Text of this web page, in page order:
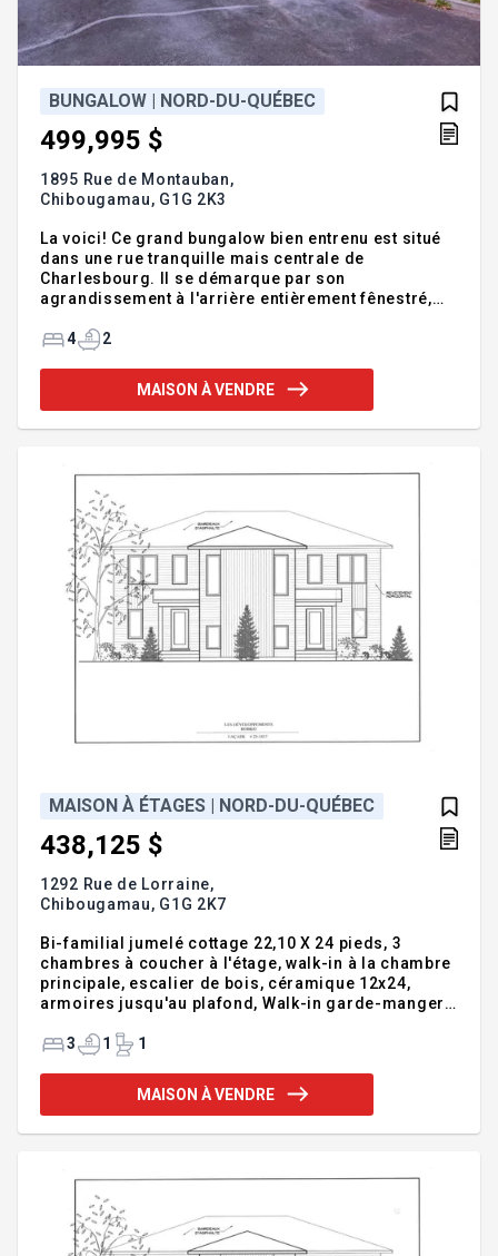
BUNGALOW | NORD-DU-QUÉBEC
499,995 $
1895 Rue de Montauban,
Chibougamau, G1G 2K3
La voici! Ce grand bungalow bien entrenu est situé
dans une rue tranquille mais centrale de
Charlesbourg. Il se démarque par son
agrandissement à l'arrière entièrement fênestré,
vie sans égal pour recevoir. Cette spacieuse
salles de bain complètes, des planchers chauffants,
deux thermopompes, borne électrique et une
naturel pour vos BBQs en famille
4 2
MAISON À VENDRE
MAISON À ÉTAGES | NORD-DU-QUÉBEC
438,125 $
1292 Rue de Lorraine,
Chibougamau, G1G 2K7
Bi-familial jumelé cottage 22,10 X 24 pieds, 3
chambres à coucher à l'étage, walk-in à la chambre
principale, escalier de bois, céramique 12x24,
armoires jusqu'au plafond, Walk-in garde-manger
installation laveuse/sécheuse au sous-sol. Frais de
copropriété 370$/année. Nouveaux lots à venir.
Addenda :Inclusions :Voir plans et devis, garantie
maison neuve.Exclusions :Voir plans et devis,
3 1 1
MAISON À VENDRE